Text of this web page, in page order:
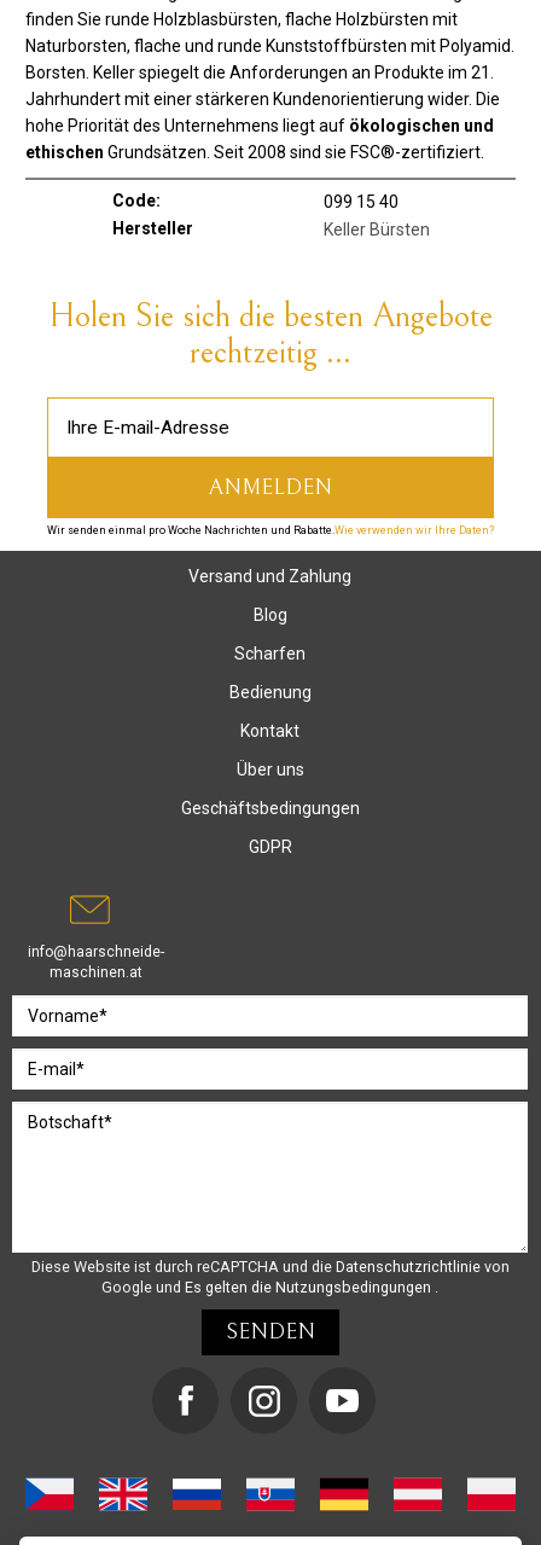
finden Sie runde Holzblasbürsten, flache Holzbürsten mit
Naturborsten, flache und runde Kunststoffbürsten mit Polyamid.
Borsten. Keller spiegelt die Anforderungen an Produkte im 21.
Jahrhundert mit einer stärkeren Kundenorientierung wider. Die
hohe Priorität des Unternehmens liegt auf ökologischen und
ethischen Grundsätzen. Seit 2008 sind sie FSC®-zertifiziert.
Code:
099 15 40
Hersteller
Keller Bürsten
Holen Sie sich die besten Angebote
rechtzeitig ...
Wir senden einmal pro Woche Nachrichten und Rabatte.Wie verwenden wir Ihre Daten?
Versand und Zahlung
Blog
Scharfen
Bedienung
Kontakt
Über uns
Geschäftsbedingungen
GDPR
info@haarschneide-
maschinen.at
Diese Website ist durch reCAPTCHA und die Datenschutzrichtlinie von
Google und Es gelten die Nutzungsbedingungen .